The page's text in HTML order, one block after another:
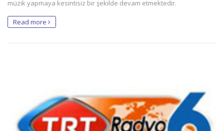
müzik yapmaya kesintisiz bir şekilde devam etmektedir.
Read more